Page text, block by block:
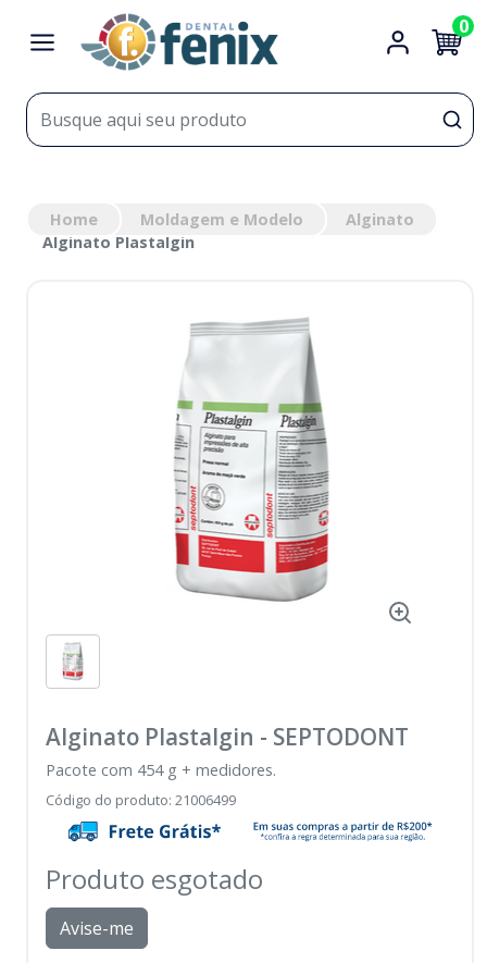
0
Home Moldagem e Modelo
Alginato
Alginato Plastalgin
Alginato Plastalgin - SEPTODONT
Pacote com 454 g + medidores.
Código do produto: 21006499
Produto esgotado
Avise-me